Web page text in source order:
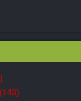
(143)